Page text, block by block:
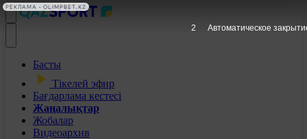
Басты
Тікелей эфир
Бағдарлама кестесі
Жаңалықтар
Жобалар
Видеоархив
1 Автоматическое
РЕКЛАМА • OLIMPBET.KZ